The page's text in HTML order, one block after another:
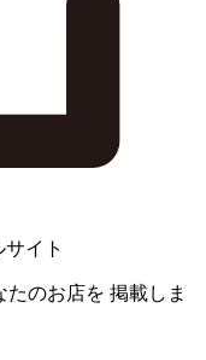
イト
たのお店を 掲載しま